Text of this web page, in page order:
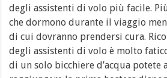
degli assistenti di volo più facile.
che dormono durante il viaggio
di cui dovranno prendersi cura.
degli assistenti di volo è molto
di un solo bicchiere d’acqua potete